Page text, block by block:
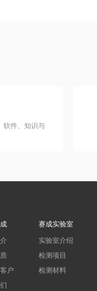
软件、知识与
户
赛成实验室
实验室介绍
检测项目
检测材料